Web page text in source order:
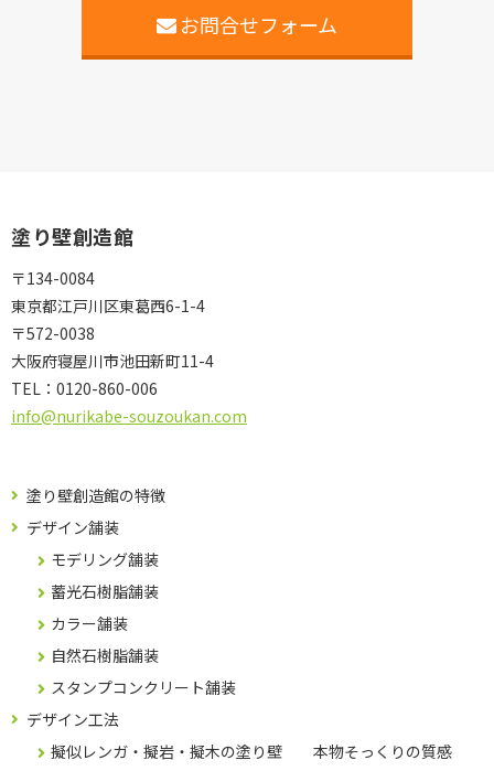
お問合せフォーム
塗り壁創造館
〒134-0084
東京都江戸川区東葛西6-1-4
〒572-0038
大阪府寝屋川市池田新町11-4
TEL： 0120-860-006
info@nurikabe-souzoukan.com
塗り壁創造館の特徴
デザイン舗装
モデリング舗装
蓄光石樹脂舗装
カラー舗装
自然石樹脂舗装
スタンプコンクリート舗装
デザイン工法
擬似レンガ・擬岩・擬木の塗り壁 本物そっくりの質感